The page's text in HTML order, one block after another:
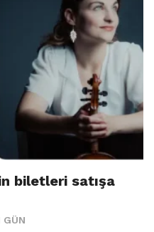
biletleri satışa
GÜN